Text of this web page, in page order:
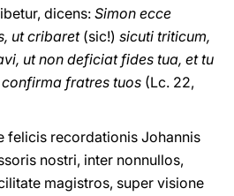
dicens: Simon ecce
ut cribaret (sic!) sicuti triticum,
ut non deficiat fides tua, et tu
fratres tuos (Lc. 22,
felicis recordationis Johannis
nostri, inter nonnullos,
magistros, super visione